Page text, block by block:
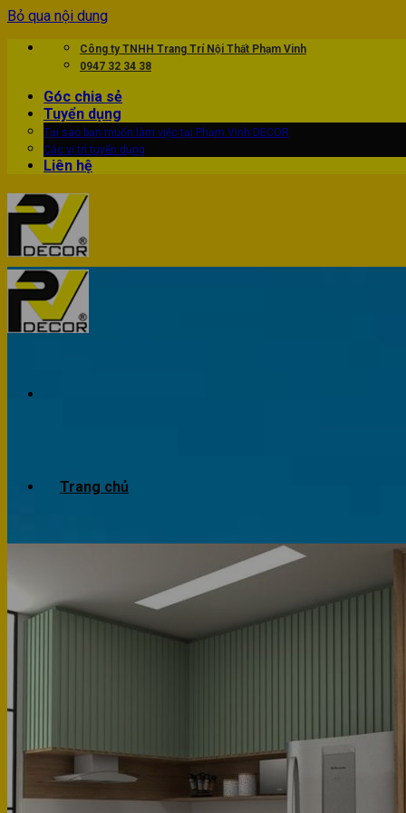
Bỏ qua nội dung
Công ty TNHH Trang Trí Nội Thất Phạm Vinh
0947 32 34 38
Góc chia sẻ
Tuyển dụng
Tại sao bạn muốn làm việc tại Phạm Vinh DECOR
Các vị trí tuyển dụng
Liên hệ
Trang chủ
Sản phẩm
Văn phòng